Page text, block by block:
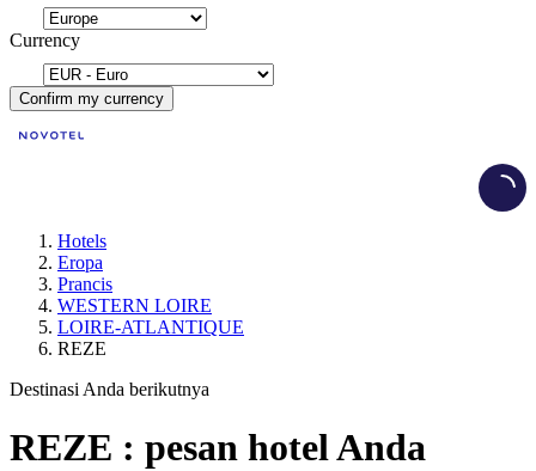
Currency
Confirm my currency
Hotels
Eropa
Prancis
WESTERN LOIRE
LOIRE-ATLANTIQUE
REZE
Destinasi Anda berikutnya
REZE : pesan hotel Anda